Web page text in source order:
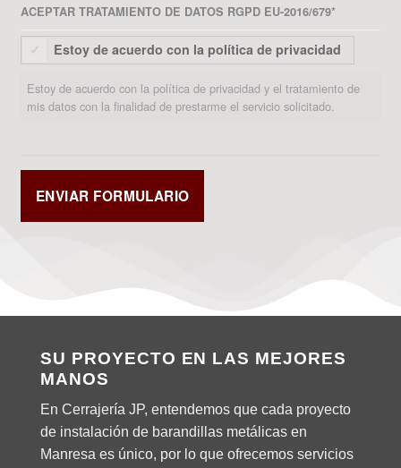
ACEPTAR TRATAMIENTO DE DATOS RGPD EU-2016/679*
Estoy de acuerdo con la política de privacidad
Estoy de acuerdo con la política de privacidad y el tratamiento de
mis datos con la finalidad de prestarme el servicio solicitado.
SU PROYECTO EN LAS MEJORES
MANOS
En Cerrajería JP, entendemos que cada proyecto
de instalación de barandillas metálicas en
Manresa es único, por lo que ofrecemos servicios